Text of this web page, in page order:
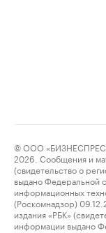
© ООО
2026. Сообщения и
(свидетельство о
выдано Федеральной
информационных
(Роскомнадзор)
издания «РБК»
информации выдано